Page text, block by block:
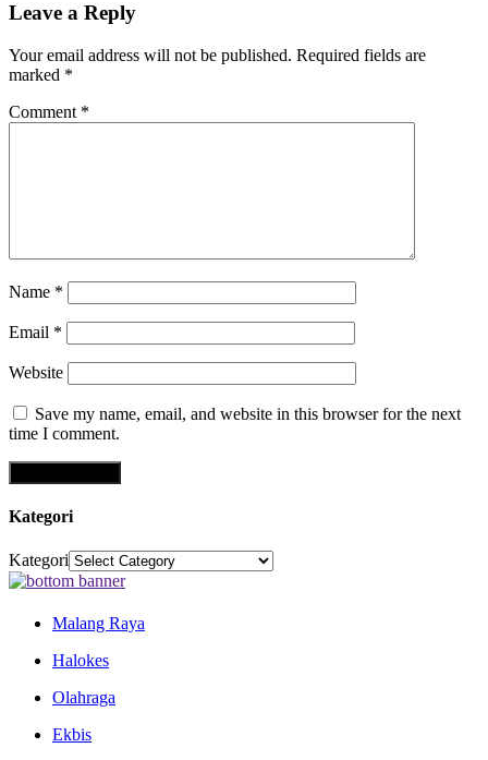
Leave a Reply
Your email address will not be published. Required fields are
marked *
Comment *
Name *
Email *
Website
Save my name, email, and website in this browser for the next
time I comment.
Kategori
Kategori
Malang Raya
Halokes
Olahraga
Ekbis